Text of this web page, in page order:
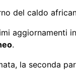
del caldo
aggiornamenti
.
la seconda